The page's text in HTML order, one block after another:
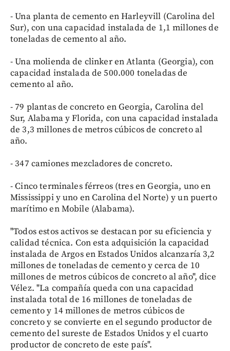
- Una planta de cemento en Harleyvill (Carolina del
Sur), con una capacidad instalada de 1,1 millones de
toneladas de cemento al año.
- Una molienda de clinker en Atlanta (Georgia), con
capacidad instalada de 500.000 toneladas de
cemento al año.
- 79 plantas de concreto en Georgia, Carolina del
Sur, Alabama y Florida, con una capacidad instalada
de 3,3 millones de metros cúbicos de concreto al
año.
- 347 camiones mezcladores de concreto.
- Cinco terminales férreos (tres en Georgia, uno en
Mississippi y uno en Carolina del Norte) y un puerto
marítimo en Mobile (Alabama).
"Todos estos activos se destacan por su eficiencia y
calidad técnica. Con esta adquisición la capacidad
instalada de Argos en Estados Unidos alcanzaría 3,2
millones de toneladas de cemento y cerca de 10
millones de metros cúbicos de concreto al año", dice
Vélez. "La compañía queda con una capacidad
instalada total de 16 millones de toneladas de
cemento y 14 millones de metros cúbicos de
concreto y se convierte en el segundo productor de
cemento del sureste de Estados Unidos y el cuarto
productor de concreto de este país".